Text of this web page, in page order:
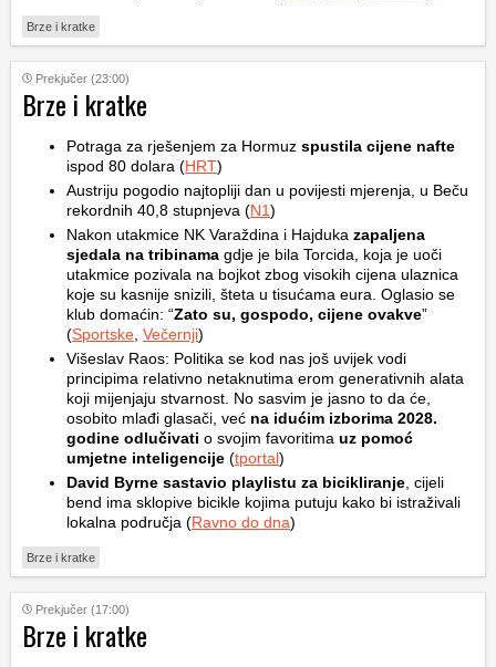
Brze i kratke
Prekjučer (23:00)
Brze i kratke
Potraga za rješenjem za Hormuz spustila cijene nafte
ispod 80 dolara (HRT)
Austriju pogodio najtopliji dan u povijesti mjerenja, u Beču
rekordnih 40,8 stupnjeva (N1)
Nakon utakmice NK Varaždina i Hajduka zapaljena
sjedala na tribinama gdje je bila Torcida, koja je uoči
utakmice pozivala na bojkot zbog visokih cijena ulaznica
koje su kasnije snizili, šteta u tisućama eura. Oglasio se
klub domaćin: “Zato su, gospodo, cijene ovakve”
(Sportske Večernji)
Višeslav Raos: Politika se kod nas još uvijek vodi
principima relativno netaknutima erom generativnih alata
koji mijenjaju stvarnost. No sasvim je jasno to da će,
osobito mlađi glasači, već na idućim izborima 2028.
godine odlučivati o svojim favoritima uz pomoć
umjetne inteligencije (tportal)
David Byrne sastavio playlistu za bicikliranje , cijeli
bend ima sklopive bicikle kojima putuju kako bi istraživali
lokalna područja (Ravno do dna)
Brze i kratke
Prekjučer (17:00)
Brze i kratke